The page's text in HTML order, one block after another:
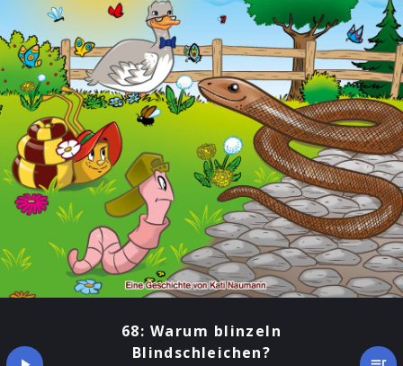
68: Warum blinzeln
Blindschleichen?